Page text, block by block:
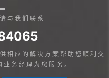
与我们联系
相应的解决方案帮助您顺利交
务经理为您服务。